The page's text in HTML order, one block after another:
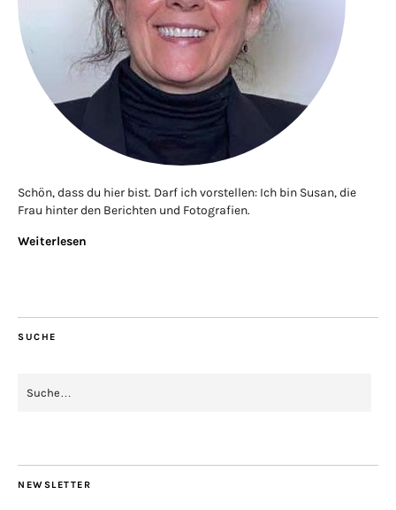
Schön, dass du hier bist. Darf ich vorstellen: Ich bin Susan, die
Frau hinter den Berichten und Fotografien.
Weiterlesen
SUCHE
NEWSLETTER